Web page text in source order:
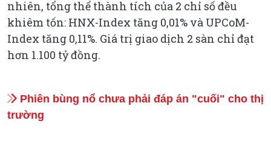
nhiên, tổng thể thành tích của 2 chỉ số đều
khiêm tốn: HNX-Index tăng 0,01% và UPCoM-
Index tăng 0,11%. Giá trị giao dịch 2 sàn chỉ đạt
hơn 1.100 tỷ đồng.
Phiên bùng nổ chưa phải đáp án "cuối" cho thị
trường